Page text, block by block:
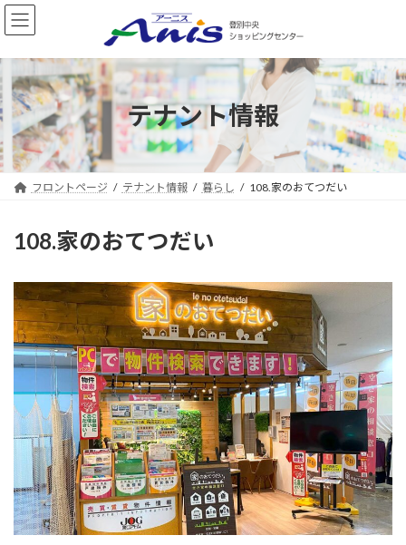
コ
ン
ン
ツ
へ
ス
ッ
プ
ナ
ビ
ー
シ
ョ
ン
移
動
テナント情報
フロントページ テナント情報 暮らし 108.家のおてつだい
108.家のおてつだい